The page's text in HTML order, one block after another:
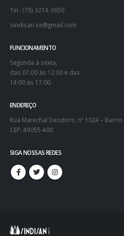
Tel.: (79) 3214-3650
sindisan.se@gmail.com
FUNCIONAMENTO
Segunda à sexta,
das 07:00 às 12:00 e das
14:00 às 17:00.
ENDEREÇO
Rua Marechal Deodoro, nº 1024 – Bairro
CEP: 49055-400
SIGA NOSSAS REDES